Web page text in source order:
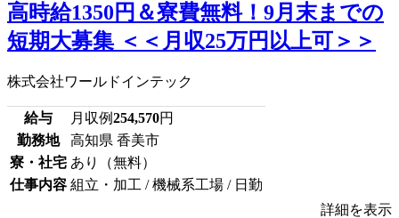
高時給1350円＆寮費無料！9月末までの
短期大募集 ＜＜月収25万円以上可＞＞
株式会社ワールドインテック
給与 月収例254,570円
勤務地
高知県 香美市
寮・社宅 あり（無料）
仕事内容 組立・加工 / 機械系工場 / 日勤
詳細を表示